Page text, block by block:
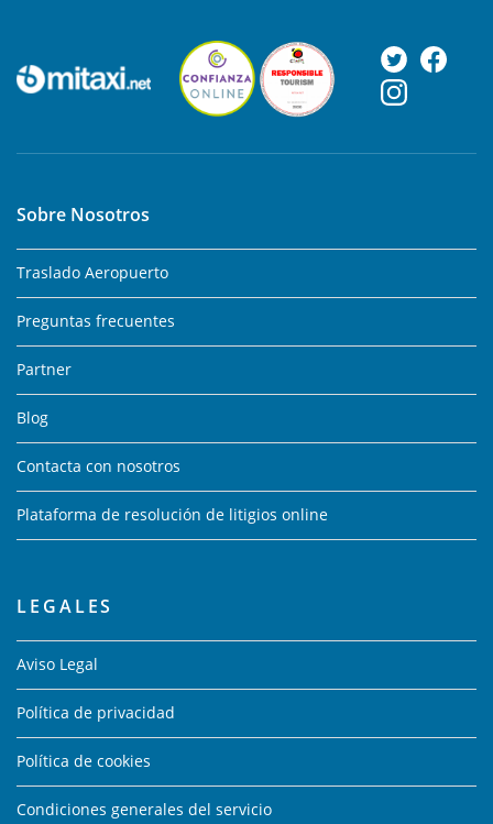
Sobre Nosotros
Traslado Aeropuerto
Preguntas frecuentes
Partner
Blog
Contacta con nosotros
Plataforma de resolución de litigios online
LEGALES
Aviso Legal
Política de privacidad
Política de cookies
Condiciones generales del servicio